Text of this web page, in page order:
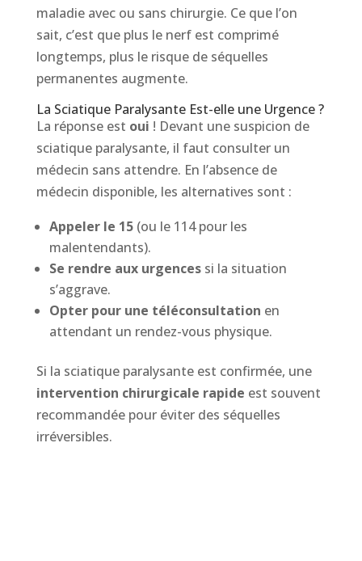
maladie avec ou sans chirurgie. Ce que l’on
sait, c’est que plus le nerf est comprimé
longtemps, plus le risque de séquelles
permanentes augmente.
La Sciatique Paralysante Est-elle une Urgence ?
La réponse est oui ! Devant une suspicion de
sciatique paralysante, il faut consulter un
médecin sans attendre. En l’absence de
médecin disponible, les alternatives sont :
Appeler le 15(ou le 114 pour les
malentendants).
Se rendre aux urgencessi la situation
s’aggrave.
Opter pour une téléconsultation en
attendant un rendez-vous physique.
Si la sciatique paralysante est confirmée, une
intervention chirurgicale rapide est souvent
recommandée pour éviter des séquelles
irréversibles.